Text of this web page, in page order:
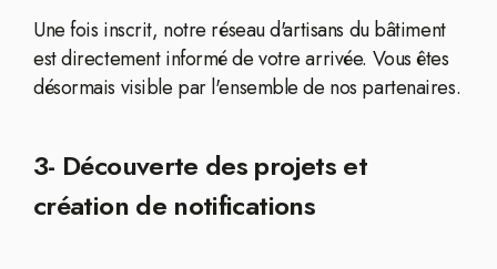
Une fois inscrit, notre réseau d'artisans du bâtiment
est directement informé de votre arrivée. Vous êtes
désormais visible par l'ensemble de nos partenaires.
3- Découverte des projets et
création de notifications